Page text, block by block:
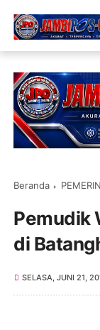
Beranda
Pemudik
di
SELASA, JUNI 21,